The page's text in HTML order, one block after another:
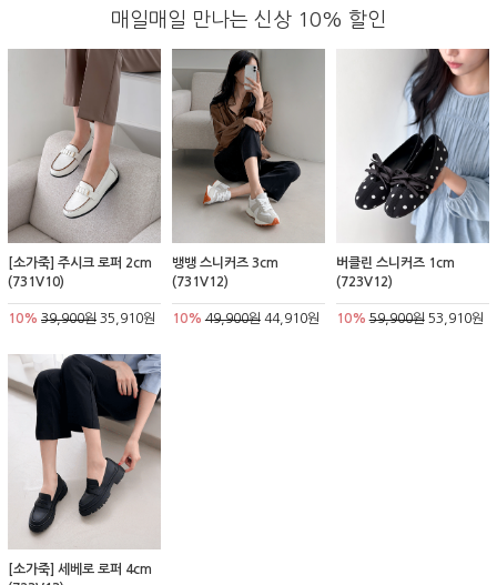
매일매일 만나는 신상 10% 할인
[소가죽] 주시크 로퍼 2cm
(731V10)
10% 39,900원 35,910원
뱅뱅 스니커즈 3cm
(731V12)
10% 49,900원44,910원
버클린 스니커즈 1cm
(723V12)
10% 59,900원53,910원
[소가죽] 세베로 로퍼 4cm